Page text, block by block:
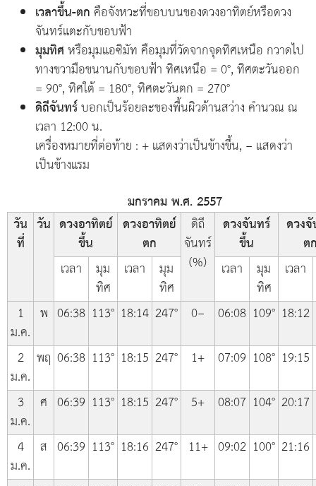
เวลาขึ้น-ตกคือจังหวะที่ขอบบนของดวงอาทิตย์หรือดวง
จันทร์แตะกับขอบฟ้า
มุมทิศหรือมุมแอซิมัท คือมุมที่วัดจากจุดทิศเหนือ กวาดไป
ทางขวามือขนานกับขอบฟ้า ทิศเหนือ = 0°, ทิศตะวันออก
= 90°, ทิศใต้ = 180°, ทิศตะวันตก = 270°
ดิถีจันทร์บอกเป็นร้อยละของพื้นผิวด้านสว่าง คำนวณ ณ
เวลา 12:00 น.
เครื่องหมายที่ต่อท้าย : + แสดงว่าเป็นข้างขึ้น, − แสดงว่า
เป็นข้างแรม
มกราคม พ.ศ. 2557
วัน
ที่
วัน ดวงอาทิตย์
ขึ้น
ดวงอาทิตย์
ตก
ดิถี
จันทร์
(%)
ดวงจันทร์
ขึ้น
ดวง
ต
เวลา
มุม
ทิศ
เวลา มุม
ทิศ
เวลา มุม
ทิศ
เวลา
1
ม.ค.
พ 06:38 113° 18:14 247° 0− 06:08 109° 18:12
2
ม.ค.
พฤ 06:38 113° 18:15 247° 1+ 07:09 108° 19:15
3
ม.ค.
ศ 06:39 113° 18:15 247° 5+ 08:07 104° 20:17
4
ม.ค.
ส 06:39 113° 18:16 247° 11+ 09:02 100° 21:16